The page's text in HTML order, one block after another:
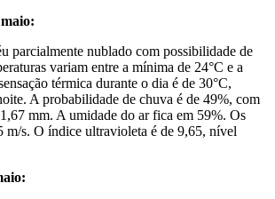
parcialmente nublado com possibilidade de
variam entre a mínima de 24°C e a
térmica durante o dia é de 30°C,
A probabilidade de chuva é de 49%, com
mm. A umidade do ar fica em 59%. Os
m/s. O índice ultravioleta é de 9,65, nível